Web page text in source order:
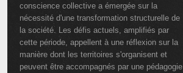
conscience collective a émergée sur la
nécessité d'une transformation structurelle de
la société. Les défis actuels, amplifiés par
cette période, appellent à une réflexion sur la
manière dont les territoires s'organisent et
peuvent être accompagnés par une pédagogie